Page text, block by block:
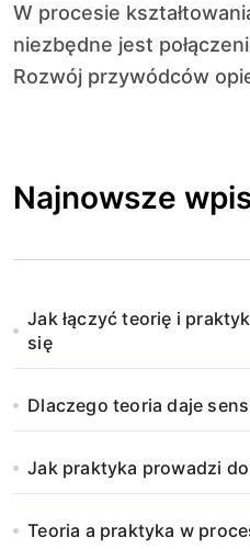
W procesie kształtowania skutecznych liderów
niezbędne jest
Rozwój przywódców
Najnowsze
Jak łączyć teorię i
się
Dlaczego teoria daje
Jak praktyka prowadzi
Teoria a praktyka w